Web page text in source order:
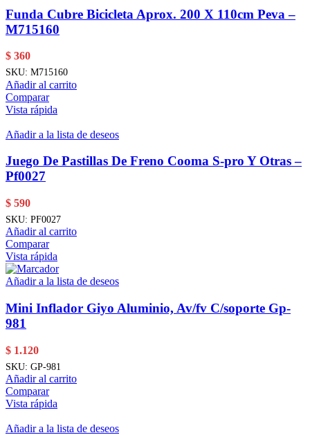
Funda Cubre Bicicleta Aprox. 200 X 110cm Peva –
M715160
$ 360
SKU: M715160
Añadir al carrito
Comparar
Vista rápida
Añadir a la lista de deseos
Juego De Pastillas De Freno Cooma S-pro Y Otras –
Pf0027
$ 590
SKU: PF0027
Añadir al carrito
Comparar
Vista rápida
Añadir a la lista de deseos
Mini Inflador Giyo Aluminio, Av/fv C/soporte Gp-
981
$ 1.120
SKU: GP-981
Añadir al carrito
Comparar
Vista rápida
Añadir a la lista de deseos